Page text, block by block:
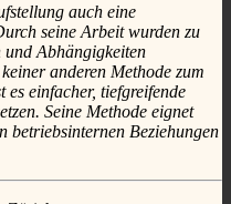
auch eine
seine Arbeit wurden zu
Abhängigkeiten
anderen Methode zum
es einfacher, tiefgreifende
Seine Methode eignet
betriebsinternen Beziehungen